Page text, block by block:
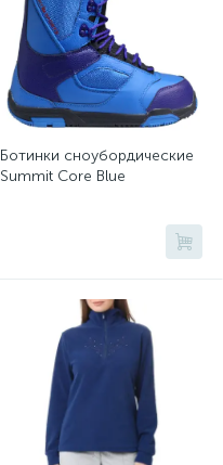
Ботинки сноубордические
Summit Core Blue